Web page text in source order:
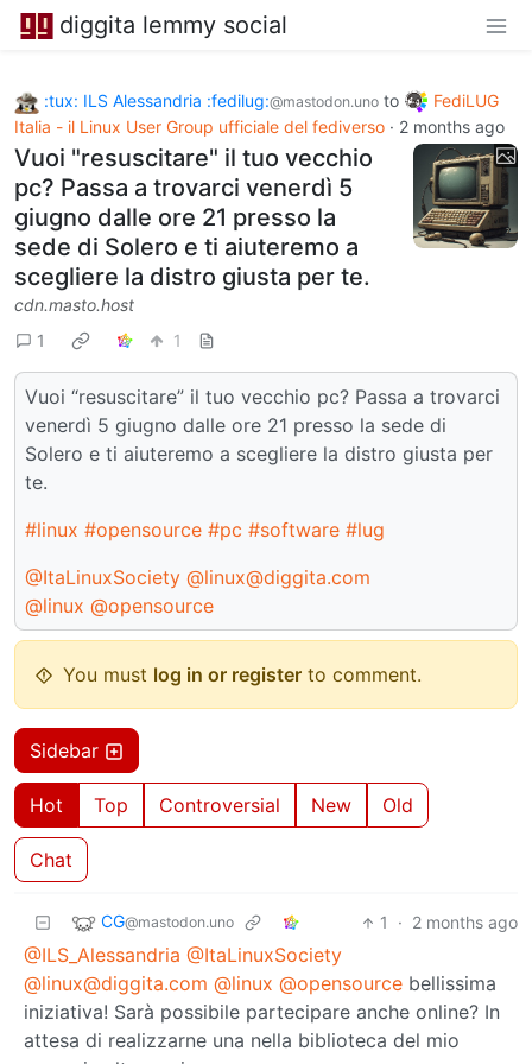
diggita lemmy social
:tux: ILS Alessandria :fedilug:@mastodon.uno to
FediLUG
Italia - il Linux User Group ufficiale del fediverso · 2 months ago
Vuoi "resuscitare" il tuo vecchio
pc? Passa a trovarci venerdì 5
giugno dalle ore 21 presso la
sede di Solero e ti aiuteremo a
scegliere la distro giusta per te.
cdn.masto.host
1
1
Vuoi “resuscitare” il tuo vecchio pc? Passa a trovarci
venerdì 5 giugno dalle ore 21 presso la sede di
Solero e ti aiuteremo a scegliere la distro giusta per
te.
#linux #opensource #pc #software #lug
@ItaLinuxSociety @linux@diggita.com
@linux @opensource
You must log in or register to comment.
Sidebar
Hot Top Controversial New Old
Chat
CG@mastodon.uno 1 · 2 months ago
@ILS_Alessandria @ItaLinuxSociety
@linux@diggita.com @linux @opensource bellissima
iniziativa! Sarà possibile partecipare anche online? In
attesa di realizzarne una nella biblioteca del mio